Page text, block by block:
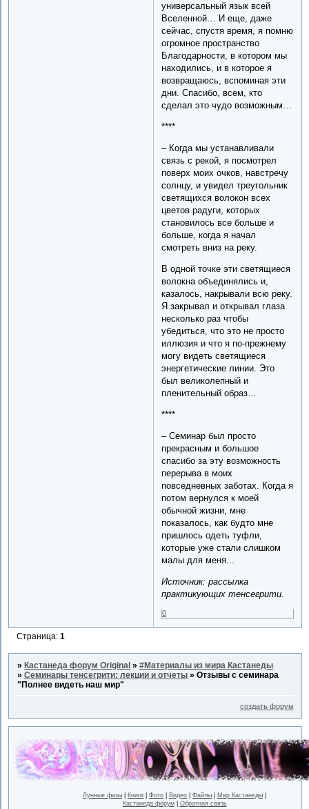
универсальный язык всей
Вселенной… И еще, даже
сейчас, спустя время, я помню
огромное пространство
Благодарности, в котором мы
находились, и в которое я
возвращаюсь, вспоминая эти
дни. Спасибо, всем, кто
сделал это чудо возможным…
****
– Когда мы устанавливали
связь с рекой, я посмотрел
поверх моих очков, навстречу
солнцу, и увидел треугольник
светящихся волокон всех
цветов радуги, которых
становилось все больше и
больше, когда я начал
смотреть вниз на реку.
В одной точке эти светящиеся
волокна объединялись и,
казалось, накрывали всю реку.
Я закрывал и открывал глаза
несколько раз чтобы
убедиться, что это не просто
иллюзия и что я по-прежнему
могу видеть светящиеся
энергетические линии. Это
был великолепный и
пленительный образ…
****
– Семинар был просто
прекрасным и большое
спасибо за эту возможность
перерыва в моих
повседневных заботах. Когда я
потом вернулся к моей
обычной жизни, мне
показалось, как будто мне
пришлось одеть туфли,
которые уже стали слишком
малы для меня...
Источник: рассылка
практикующих тенсегрити.
0
Страница:1
»Кастанеда форум Original »#Материалы из мира Кастанеды
»Семинары тенсегрити: лекции и отчеты »Отзывы с семинара
"Полнее видеть наш мир"
создать форум
Лунные фазы Книги Фото Видео Файлы Мир Кастанеды
Кастанеда форум| Обратная связь